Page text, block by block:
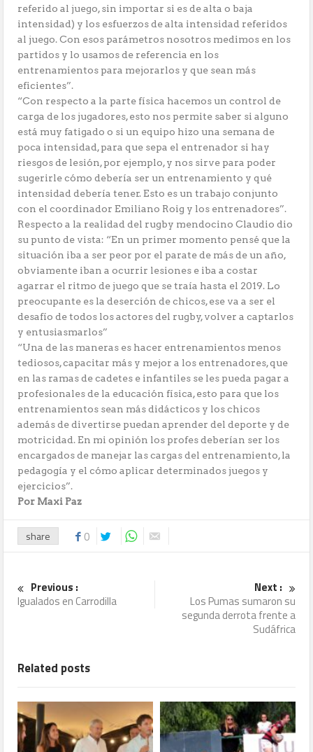
referido al juego, sin importar si es de alta o baja
intensidad) y los esfuerzos de alta intensidad referidos
al juego. Con esos parámetros nosotros medimos en los
partidos y lo usamos de referencia en los
entrenamientos para mejorarlos y que sean más
eficientes”.
“Con respecto a la parte física hacemos un control de
carga de los jugadores, esto nos permite saber si alguno
está muy fatigado o si un equipo hizo una semana de
poca intensidad, para que sepa el entrenador si hay
riesgos de lesión, por ejemplo, y nos sirve para poder
sugerirle cómo debería ser un entrenamiento y qué
intensidad debería tener. Esto es un trabajo conjunto
con el coordinador Emiliano Roig y los entrenadores”.
Respecto a la realidad del rugby mendocino Claudio dio
su punto de vista: “En un primer momento pensé que la
situación iba a ser peor por el parate de más de un año,
obviamente iban a ocurrir lesiones e iba a costar
agarrar el ritmo de juego que se traía hasta el 2019. Lo
preocupante es la deserción de chicos, ese va a ser el
desafío de todos los actores del rugby, volver a captarlos
y entusiasmarlos”
“Una de las maneras es hacer entrenamientos menos
tediosos, capacitar más y mejor a los entrenadores, que
en las ramas de cadetes e infantiles se les pueda pagar a
profesionales de la educación física, esto para que los
entrenamientos sean más didácticos y los chicos
además de divertirse puedan aprender del deporte y de
motricidad. En mi opinión los profes deberían ser los
encargados de manejar las cargas del entrenamiento, la
pedagogía y el cómo aplicar determinados juegos y
ejercicios”.
Por Maxi Paz
share 0
Previous :
Igualados en Carrodilla
Next :
Los Pumas sumaron su
segunda derrota frente a
Sudáfrica
Related posts